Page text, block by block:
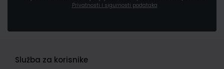
Privatnosti i sigurnosti podataka
Služba za korisnike